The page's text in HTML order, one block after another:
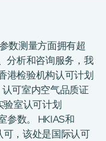
数测量方面拥有超
分析和咨询服务，我
港检验机构认可计划
认可室内空气品质证
验室认可计划
参数。 HKIAS和
可，该处是国际认可